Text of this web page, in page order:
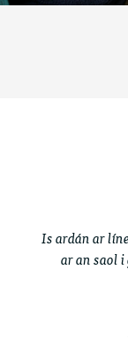
Is ardán ar
ar an saol